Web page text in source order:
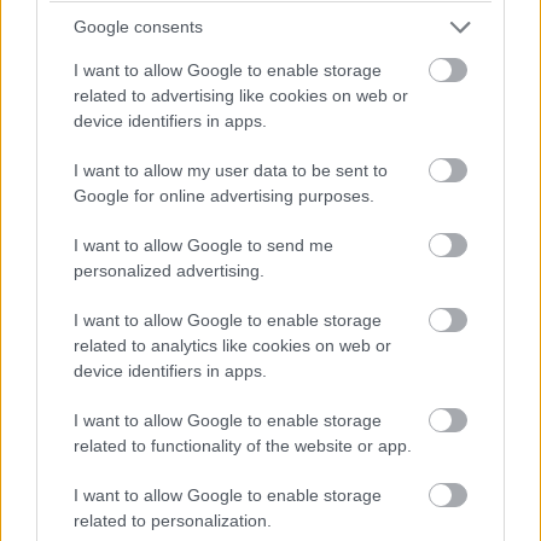
Google consents
I want to allow Google to enable storage
related to advertising like cookies on web or
device identifiers in apps.
I want to allow my user data to be sent to
Google for online advertising purposes.
I want to allow Google to send me
personalized advertising.
I want to allow Google to enable storage
related to analytics like cookies on web or
device identifiers in apps.
I want to allow Google to enable storage
related to functionality of the website or app.
I want to allow Google to enable storage
related to personalization.
megújuló energiára akár úgy is, hogy minimális
kapacitású energiatárolók kiépítésével kell csak
tervezniük.
A fogyasztási oldalon is rengeteg terület vár
modernizálásra, amelyhez számtalan megoldási
javaslatot kínálnak az áprilisi kiállítás résztvevői. "A
legtöbb ipari szereplőnél a mai napig komoly probléma,
hogy egyszerűen nincsenek tisztában azzal, milyen
rejtett fogyasztóik működnek" - nyilatkozta Köckler. Ezek
lehetnek szabályozatlan keringetőszivattyúk,
ventilátorok, kompresszorok, sőt, akár komplett
berendezések is. Ezeknek az intelligens vezérléséről,
energiahatékony változatra cseréléséről gondoskodnia
kell minden szereplőnek, hogy a termelékenységnél az
jelenleg a teljes áramfogyasztás 45 százalékáért az ipar
felelős. Az idei Hannover Messén résztvevő kiállító